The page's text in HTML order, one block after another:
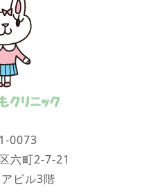
0073
六町2-7-21
ビル3階